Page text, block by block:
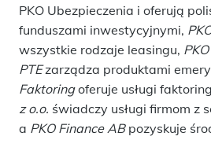
PKO Ubezpieczenia i oferują
funduszami inwestycyjnymi,
wszystkie rodzaje leasingu,
PTEzarządza produktami
Faktoringoferuje usługi
z o.o. świadczy usługi firmom z
a PKO Finance ABpozyskuje